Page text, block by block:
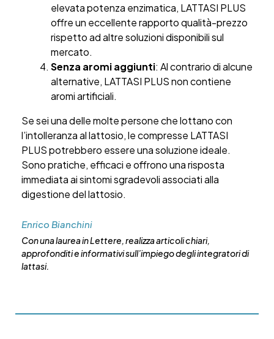
elevata potenza enzimatica, LATTASI PLUS
offre un eccellente rapporto qualità-prezzo
rispetto ad altre soluzioni disponibili sul
mercato.
Senza aromi aggiunti: Al contrario di alcune
alternative, LATTASI PLUS non contiene
aromi artificiali.
Se sei una delle molte persone che lottano con
l’intolleranza al lattosio, le compresse LATTASI
PLUS potrebbero essere una soluzione ideale.
Sono pratiche, efficaci e offrono una risposta
immediata ai sintomi sgradevoli associati alla
digestione del lattosio.
Enrico Bianchini
Con una laurea in Lettere, realizza articoli chiari,
approfonditi e informativi sull’impiego degli integratori di
lattasi.